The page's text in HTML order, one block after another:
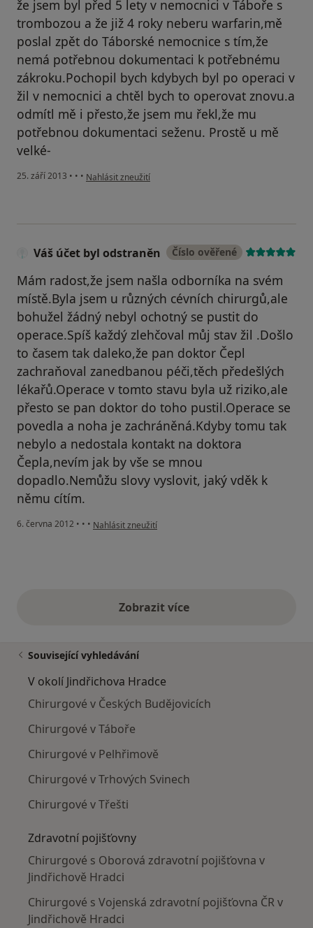
že jsem byl před 5 lety v nemocnici v Táboře s
trombozou a že již 4 roky neberu warfarin,mě
poslal zpět do Táborské nemocnice s tím,že
nemá potřebnou dokumentaci k potřebnému
zákroku.Pochopil bych kdybych byl po operaci v
žil v nemocnici a chtěl bych to operovat znovu.a
odmítl mě i přesto,že jsem mu řekl,že mu
potřebnou dokumentaci seženu. Prostě u mě
velké-
25. září 2013 • • • podle názoru uživatele Váš účet byl odstraněn
Nahlásit zneužití
Váš účet byl odstraněn Číslo ověřené
Mám radost,že jsem našla odborníka na svém
místě.Byla jsem u různých cévních chirurgů,ale
bohužel žádný nebyl ochotný se pustit do
operace.Spíš každý zlehčoval můj stav žil .Došlo
to časem tak daleko,že pan doktor Čepl
zachraňoval zanedbanou péči,těch předešlých
lékařů.Operace v tomto stavu byla už riziko,ale
přesto se pan doktor do toho pustil.Operace se
povedla a noha je zachráněná.Kdyby tomu tak
nebylo a nedostala kontakt na doktora
Čepla,nevím jak by vše se mnou
dopadlo.Nemůžu slovy vyslovit, jaký vděk k
němu cítím.
6. června 2012 • • • podle názoru uživatele Váš účet byl odstraněn
Nahlásit zneužití
Zobrazit vícevýše uvedené názory
Související vyhledávání
V okolí Jindřichova Hradce
Chirurgové v Českých Budějovicích
Chirurgové v Táboře
Chirurgové v Pelhřimově
Chirurgové v Trhových Svinech
Chirurgové v Třešti
Zdravotní pojišťovny
Chirurgové s Oborová zdravotní pojišťovna v
Jindřichově Hradci
Chirurgové s Vojenská zdravotní pojišťovna ČR v
Jindřichově Hradci